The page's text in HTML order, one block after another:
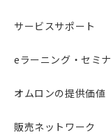
サービスサポート
eラーニング・セミナ
オムロンの提供価値
販売ネットワーク